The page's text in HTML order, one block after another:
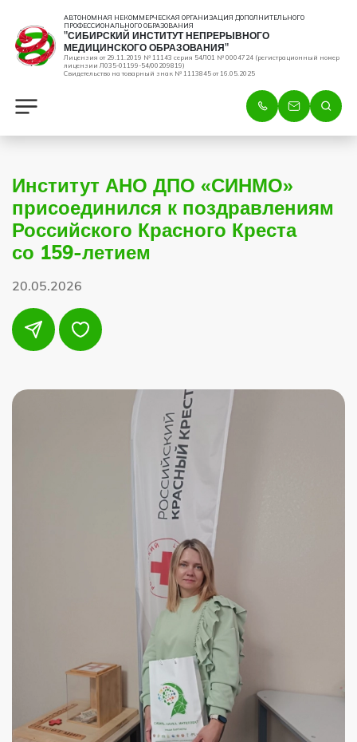
АВТОНОМНАЯ НЕКОММЕРЧЕСКАЯ ОРГАНИЗАЦИЯ ДОПОЛНИТЕЛЬНОГО
ПРОФЕССИОНАЛЬНОГО ОБРАЗОВАНИЯ
"СИБИРСКИЙ ИНСТИТУТ НЕПРЕРЫВНОГО
МЕДИЦИНСКОГО ОБРАЗОВАНИЯ"
Лицензия от 29.11.2019 № 11143 серия 54ЛО1 № 0004724 (регистрационный номер
лицензии Л035-01199-54/00209819)
Свидетельство на товарный знак № 1113845 от 16.05.2025
Институт АНО ДПО «СИНМО»
присоединился к поздравлениям
Российского Красного Креста
со 159-летием
20.05.2026